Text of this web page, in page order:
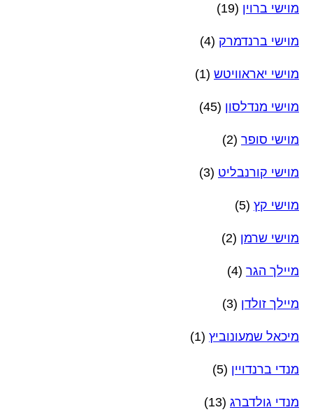
מוישי ברוין (19)
מוישי ברנדמרק (4)
מוישי יאראוויטש (1)
מוישי מנדלסון (45)
מוישי סופר (2)
מוישי קורנבליט (3)
מוישי קץ (5)
מוישי שרמן (2)
מיילך הגר (4)
מיילך זולדן (3)
מיכאל שמעונוביץ (1)
מנדי ברנדויין (5)
מנדי גולדברג (13)